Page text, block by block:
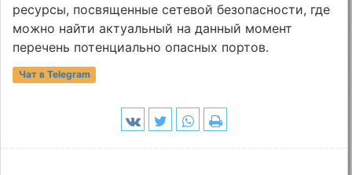
ресурсы, посвященные сетевой безопасности, где
можно найти актуальный на данный момент
перечень потенциально опасных портов.
Чат в Telegram